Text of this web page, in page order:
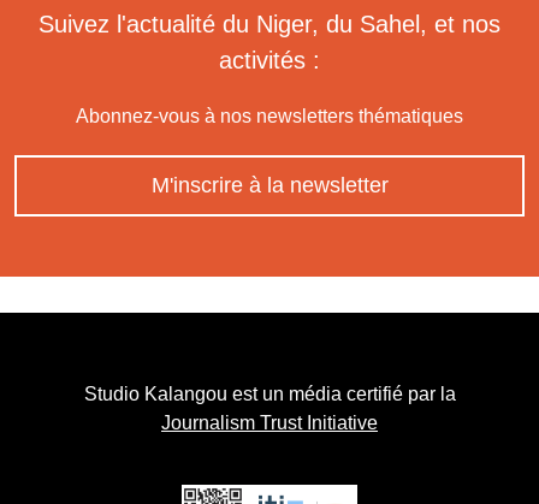
Suivez l'actualité du Niger, du Sahel, et nos
activités :
Abonnez-vous à nos newsletters thématiques
M'inscrire à la newsletter
Studio Kalangou est un média certifié par la
Journalism Trust Initiative